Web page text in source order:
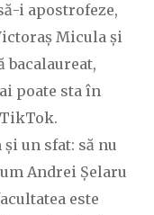
i apostrofeze,
Micula și
bacalaureat,
poate sta în
un sfat: să nu
Andrei Șelaru
este